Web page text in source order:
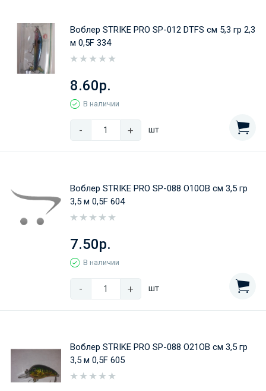
Воблер STRIKE PRO SP-012 DTFS см 5,3 гр 2,3
м 0,5F 334
8.60р.
В наличии
- + шт
Воблер STRIKE PRO SP-088 O10OB см 3,5 гр
3,5 м 0,5F 604
7.50р.
В наличии
- + шт
Воблер STRIKE PRO SP-088 O21OB см 3,5 гр
3,5 м 0,5F 605